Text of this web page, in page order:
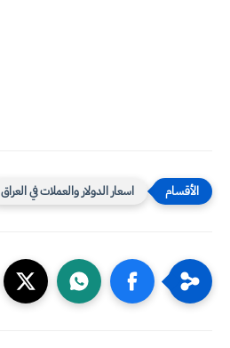
اسعار الدولار والعملات في العراق